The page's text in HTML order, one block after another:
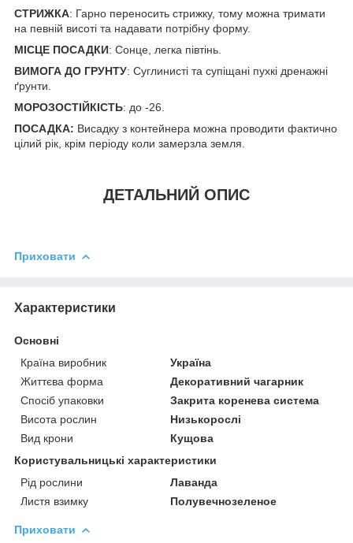
СТРИЖКА: Гарно переносить стрижку, тому можна тримати
на певній висоті та надавати потрібну форму.
МІСЦЕ ПОСАДКИ: Сонце, легка півтінь.
ВИМОГА ДО ГРУНТУ: Суглинисті та супіщані пухкі дренажні
ґрунти.
МОРОЗОСТІЙКІСТЬ: до -26.
ПОСАДКА: Висадку з контейнера можна проводити фактично
цілий рік, крім періоду коли замерзла земля.
ДЕТАЛЬНИЙ ОПИС
Приховати
Характеристики
Основні
Країна виробник
Україна
Життєва форма
Декоративний чагарник
Спосіб упаковки
Закрита коренева система
Висота рослин
Низькорослі
Вид крони
Кущова
Користувальницькі характеристики
Рід рослини
Лаванда
Листя взимку
Полувечнозеленое
Приховати